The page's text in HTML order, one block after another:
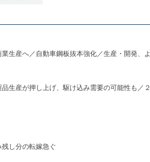
生産へ／自動車鋼板抜本強化／生産・開発、よ
生産が押し上げ、駆け込み需要の可能性も／２
し分の転嫁急ぐ